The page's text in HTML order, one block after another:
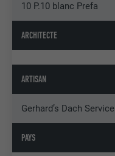
10 P.10 blanc Prefa
ARCHITECTE
ARTISAN
Gerhard’s Dach Service
PAYS